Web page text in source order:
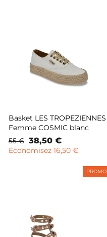
Basket LES TROPEZIENNES
Femme COSMIC blanc
Prix
normal
55 € Prix
remisé
38,50 €
Économisez 16,50 €
PROMO